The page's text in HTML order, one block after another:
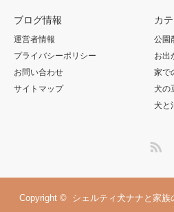
ブログ情報
運営者情報
プライバシーポリシー
お問い合わせ
サイトマップ
カ
公園
お出
家で
犬の
犬と
Copyright © シェルティ犬ナナと家族